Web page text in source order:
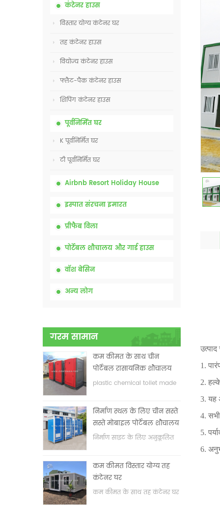
कंटेनर हाउस
विस्तार योग्य कंटेनर घर
तह कंटेनर हाउस
वियोज्य कंटेनर हाउस
फ्लैट-पैक कंटेनर हाउस
शिपिंग कंटेनर हाउस
पूर्वनिर्मित घर
K पूर्वनिर्मित घर
टी पूर्वनिर्मित घर
Airbnb Resort Holiday House
इस्पात संरचना इमारत
प्रीफैब विला
पोर्टेबल शौचालय और गार्ड हाउस
वॉश बेसिन
अन्य लोग
गरम सामान
कम कीमत के साथ चीन
पोर्टेबल रासायनिक शौचालय
plastic chemical toilet made
निर्माण स्थल के लिए चीन सस्ते
सस्ते मोबाइल पोर्टेबल शौचालय
निर्माण साइट के लिए अनुकूलित
कम कीमत विस्तार योग्य तह
कंटेनर घर
कम कीमत के साथ तह कंटेनर घर
उत्पाद
1.
2.
3. यह
4.
5.
6.